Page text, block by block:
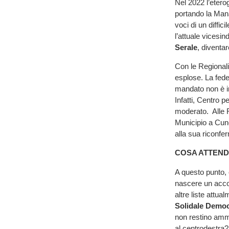
Nel 2022
portando la
voci di un
l’attuale
Serale,
Con le
esplose. La
mandato non è
Infatti, Centro
moderato. Alle
Municipio a
alla sua
COSA
A questo punto,
nascere un
altre liste
Solidale
non restino